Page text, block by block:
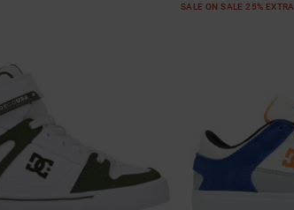
SALE ON SALE 25% EXTRA